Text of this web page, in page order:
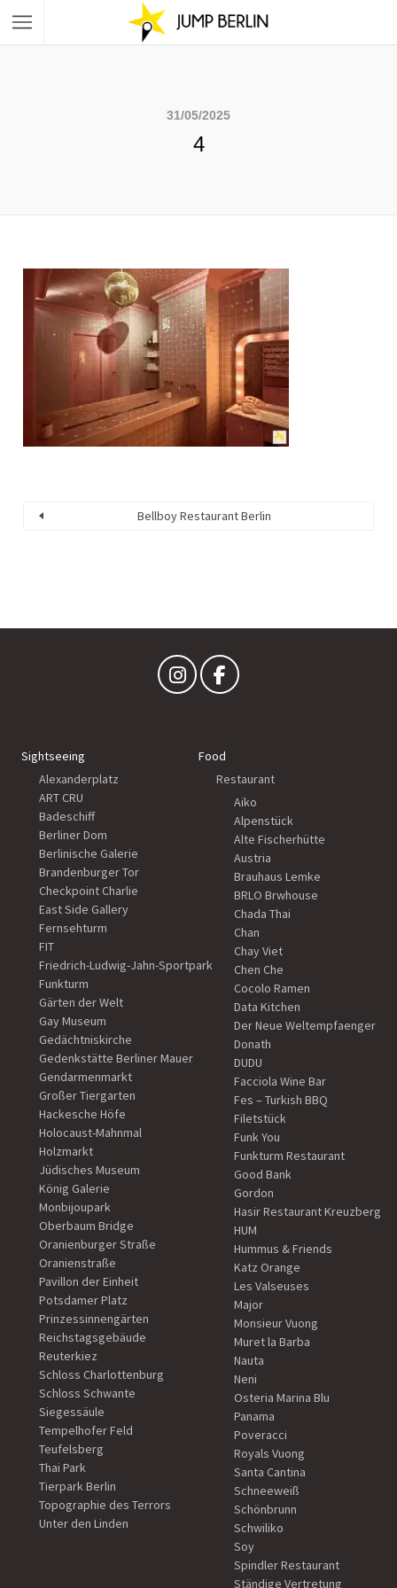
31/05/2025
4
Bellboy Restaurant Berlin
Sightseeing
Alexanderplatz
ART CRU
Badeschiff
Berliner Dom
Berlinische Galerie
Brandenburger Tor
Checkpoint Charlie
East Side Gallery
Fernsehturm
FIT
Friedrich-Ludwig-Jahn-Sportpark
Funkturm
Gärten der Welt
Gay Museum
Gedächtniskirche
Gedenkstätte Berliner Mauer
Gendarmenmarkt
Großer Tiergarten
Hackesche Höfe
Holocaust-Mahnmal
Holzmarkt
Jüdisches Museum
König Galerie
Monbijoupark
Oberbaum Bridge
Oranienburger Straße
Oranienstraße
Pavillon der Einheit
Potsdamer Platz
Prinzessinnengärten
Reichstagsgebäude
Reuterkiez
Schloss Charlottenburg
Schloss Schwante
Siegessäule
Tempelhofer Feld
Teufelsberg
Thai Park
Tierpark Berlin
Topographie des Terrors
Unter den Linden
Food
Restaurant
Aiko
Alpenstück
Alte Fischerhütte
Austria
Brauhaus Lemke
BRLO Brwhouse
Chada Thai
Chan
Chay Viet
Chen Che
Cocolo Ramen
Data Kitchen
Der Neue Weltempfaenger
Donath
DUDU
Facciola Wine Bar
Fes – Turkish BBQ
Filetstück
Funk You
Funkturm Restaurant
Good Bank
Gordon
Hasir Restaurant Kreuzberg
HUM
Hummus & Friends
Katz Orange
Les Valseuses
Major
Monsieur Vuong
Muret la Barba
Nauta
Neni
Osteria Marina Blu
Panama
Poveracci
Royals Vuong
Santa Cantina
Schneeweiß
Schönbrunn
Schwiliko
Soy
Spindler Restaurant
Ständige Vertretung